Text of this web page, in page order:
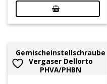
Gemischeinstellschraube
Vergaser Dellorto
PHVA/PHBN